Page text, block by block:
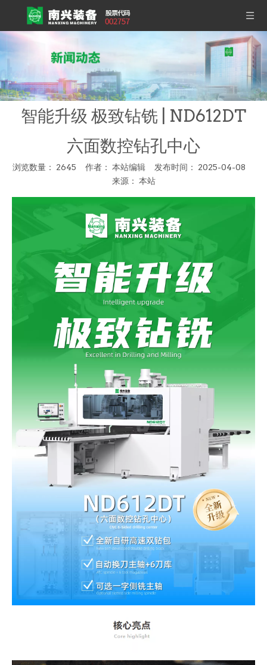
智能升级 极致钻铣 | ND612DT
六面数控钻孔中心
浏览数量： 2645 作者： 本站编辑 发布时间： 2025-04-08
来源： 本站
["wechat","weibo","qzone","douban","email"]